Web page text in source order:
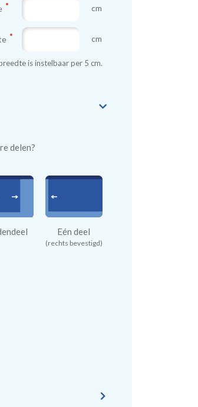
cm
cm
is instelbaar per 5 cm.
delen?
Eén deel
(rechts bevestigd)